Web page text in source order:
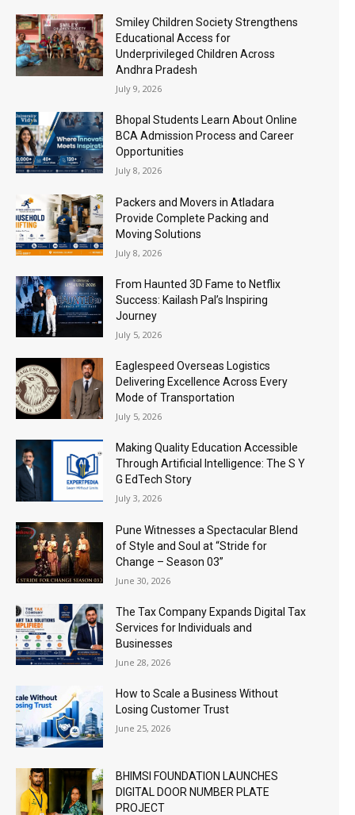
Smiley Children Society Strengthens
Educational Access for
Underprivileged Children Across
Andhra Pradesh
July 9, 2026
Bhopal Students Learn About Online
BCA Admission Process and Career
Opportunities
July 8, 2026
Packers and Movers in Atladara
Provide Complete Packing and
Moving Solutions
July 8, 2026
From Haunted 3D Fame to Netflix
Success: Kailash Pal’s Inspiring
Journey
July 5, 2026
Eaglespeed Overseas Logistics
Delivering Excellence Across Every
Mode of Transportation
July 5, 2026
Making Quality Education Accessible
Through Artificial Intelligence: The S Y
G EdTech Story
July 3, 2026
Pune Witnesses a Spectacular Blend
of Style and Soul at “Stride for
Change – Season 03”
June 30, 2026
The Tax Company Expands Digital Tax
Services for Individuals and
Businesses
June 28, 2026
How to Scale a Business Without
Losing Customer Trust
June 25, 2026
BHIMSI FOUNDATION LAUNCHES
DIGITAL DOOR NUMBER PLATE
PROJECT